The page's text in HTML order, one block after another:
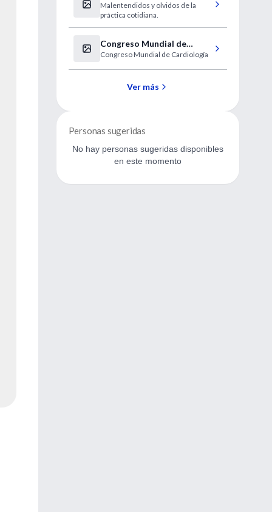
no deberíamos olvidar
Malentendidos y olvidos de la
práctica cotidiana.
Congreso Mundial de
Cardiología
Congreso Mundial de Cardiología
Ver más
Personas sugeridas
No hay personas sugeridas disponibles
en este momento